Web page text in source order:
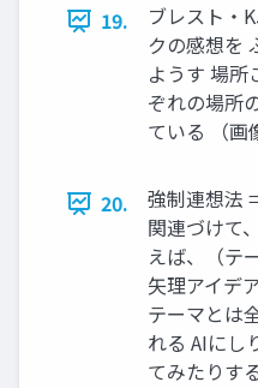
19.
ブレスト・
クの感想を
ようす 場所
ぞれの場所
ている （画
20.
強制連想法
関連づけて
えば、（テ
⽮理アイデ
テーマとは
れる AIにし
てみたりす